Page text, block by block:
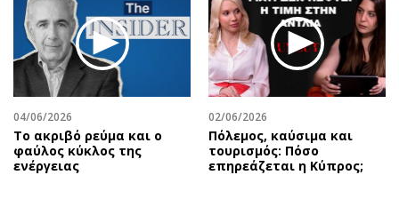
Κληρώσεις Allwyn
Οικονομική
Οικονομία
Real Estate
Επιχειρήσεις
Αγορές
Money Review
Αυτοκίνηση
Αφιερώματα
Πολιτική
Οικονομία
Γενικά
Αναδρομές
Πρόσωπα
04/06/2026
Το ακριβό ρεύμα και ο
φαύλος κύκλος της
ενέργειας
02/06/2026
Πόλεμος, καύσιμα και
τουρισμός: Πόσο
επηρεάζεται η Κύπρος;